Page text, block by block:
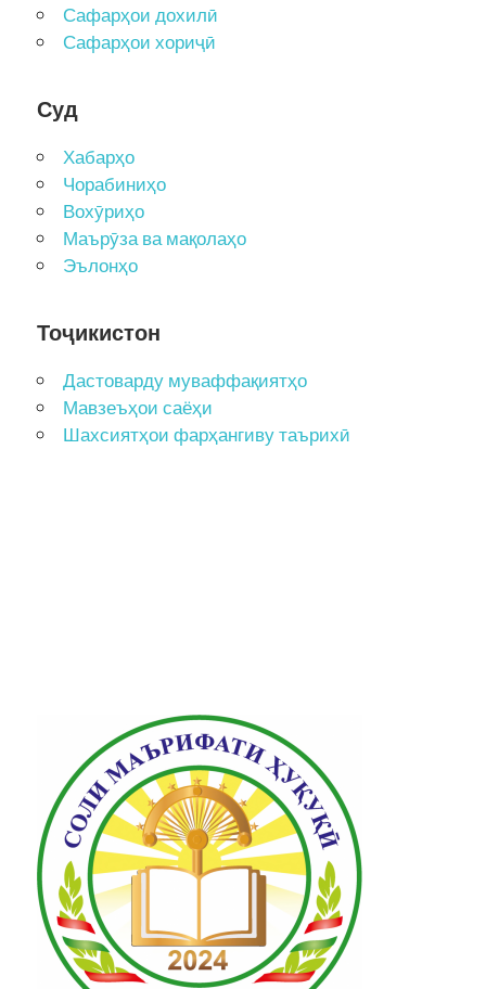
Сафарҳои дохилӣ
Сафарҳои хориҷӣ
Суд
Хабарҳо
Чорабиниҳо
Вохӯриҳо
Маърӯза ва мақолаҳо
Эълонҳо
Тоҷикистон
Дастоварду муваффақиятҳо
Мавзеъҳои саёҳи
Шахсиятҳои фарҳангиву таърихӣ